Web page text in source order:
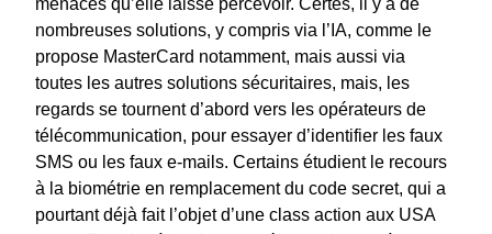
nombreuses solutions, y compris via l’IA, comme le
propose MasterCard notamment, mais aussi via
toutes les autres solutions sécuritaires, mais, les
regards se tournent d’abord vers les opérateurs de
télécommunication, pour essayer d’identifier les faux
SMS ou les faux e-mails. Certains étudient le recours
à la biométrie en remplacement du code secret, qui a
pourtant déjà fait l’objet d’une class action aux USA